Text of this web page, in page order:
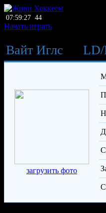
07:59:27 44
Начать играть
Вайт Иглс LD/
загрузить фото